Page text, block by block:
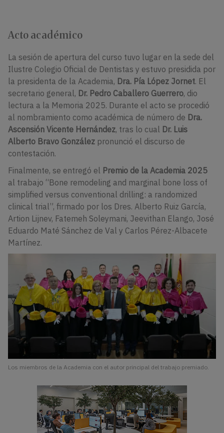
Acto académico
La sesión de apertura del curso tuvo lugar en la sede del
Ilustre Colegio Oficial de Dentistas y estuvo presidida por
la presidenta de la Academia, Dra. Pía López Jornet. El
secretario general, Dr. Pedro Caballero Guerrero, dio
lectura a la Memoria 2025. Durante el acto se procedió
al nombramiento como académica de número de Dra.
Ascensión Vicente Hernández, tras lo cual Dr. Luis
Alberto Bravo González pronunció el discurso de
contestación.
Finalmente, se entregó el Premio de la Academia 2025
al trabajo “Bone remodeling and marginal bone loss of
simplified versus conventional drilling: a randomized
clinical trial”, firmado por los Dres. Alberto Ruiz García,
Artion Lijnev, Fatemeh Soleymani, Jeevithan Elango, José
Eduardo Maté Sánchez de Val y Carlos Pérez-Albacete
Martínez.
Los miembros de la Academia con el autor principal del trabajo premiado.